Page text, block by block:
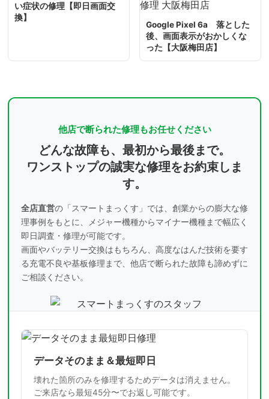
い症状の修理【即日画面交
換】
Google Pixel 6a 落とした
後、画面表示がおかしくな
った【大阪梅田店】
他店で断られた修理もお任せください
どんな故障も、最初から最後まで。
ワンストップの誠実な修理をお約束しま
す。
全店直営の「スマートまっくす」では、創業からの膨大な修
理事例をもとに、
メジャー機種からマイナー機種まで幅広く
即日調査・修理が可能です。
画面やバッテリー交換はもちろん、高度なはんだ技術を要す
る充電不良や基板修理まで、 他店で断られた故障も諦めずに
ご相談ください。
データそのまま＆最短即日
壊れた箇所のみを修理するためデータは消えません。
ご来店なら最短45分〜でお返し可能です。